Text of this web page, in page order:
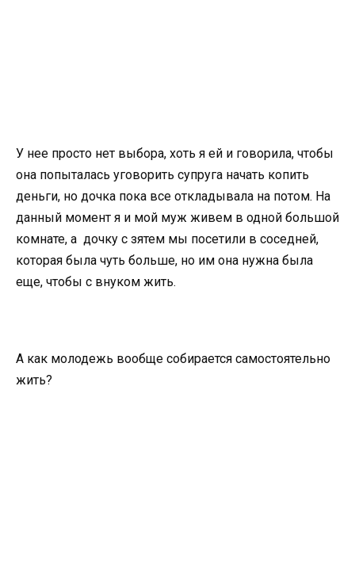
У нее просто нет выбора, хоть я ей и говорила, чтобы
она попыталась уговорить супруга начать копить
деньги, но дочка пока все откладывала на потом. На
данный момент я и мой муж живем в одной большой
комнате, а дочку с зятем мы посетили в соседней,
которая была чуть больше, но им она нужна была
еще, чтобы с внуком жить.
А как молодежь вообще собирается самостоятельно
жить?